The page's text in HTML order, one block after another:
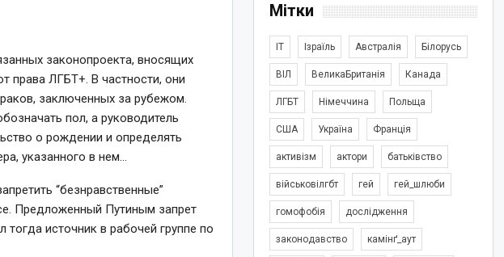
законопроекта, вносящих
права ЛГБТ+. В частности, они
заключенных за рубежом.
пол, а руководитель
о рождении и определять
указанного в нем…
“безнравственные”
Предложенный Путиным запрет
источник в рабочей группе по
Мітки
IT Ізраїль Австралія Білорусь
ВІЛ ВеликаБританія Канада
ЛГБТ Німеччина Польща
США Україна Франція
активізм актори батьківство
військовілгбт гей гей_шлюби
гомофобія дослідження
законодавство камінґ_аут